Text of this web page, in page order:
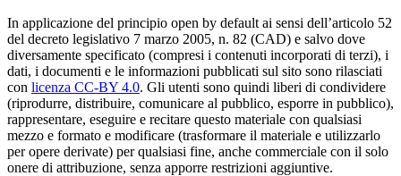
In applicazione del principio open by default ai sensi dell’articolo 52
del decreto legislativo 7 marzo 2005, n. 82 (CAD) e salvo dove
diversamente specificato (compresi i contenuti incorporati di terzi), i
dati, i documenti e le informazioni pubblicati sul sito sono rilasciati
con licenza CC-BY 4.0. Gli utenti sono quindi liberi di condividere
(riprodurre, distribuire, comunicare al pubblico, esporre in pubblico),
rappresentare, eseguire e recitare questo materiale con qualsiasi
mezzo e formato e modificare (trasformare il materiale e utilizzarlo
per opere derivate) per qualsiasi fine, anche commerciale con il solo
onere di attribuzione, senza apporre restrizioni aggiuntive.